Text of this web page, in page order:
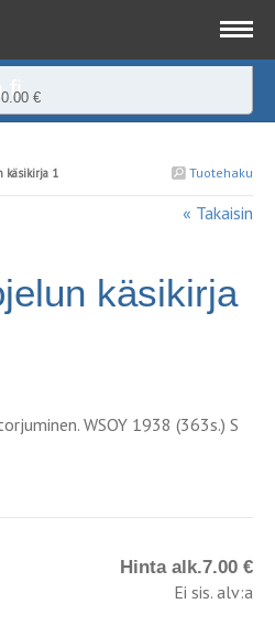
€
Tuotehaku
käsikirja 1
« Takaisin
käsikirja
WSOY 1938 (363s.) S
Hinta alk.7.00 €
Ei sis. alv:a